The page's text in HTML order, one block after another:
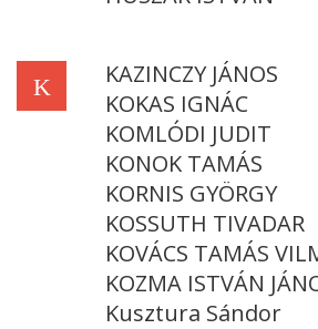
K
KAZINCZY JÁNOS
KOKAS IGNÁC
KOMLÓDI JUDIT
KONOK TAMÁS
KORNIS GYÖRGY
KOSSUTH TIVADAR
KOVÁCS TAMÁS
KOZMA ISTVÁN
Kusztura Sándor